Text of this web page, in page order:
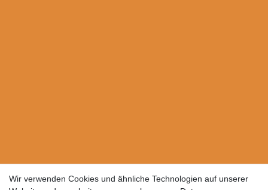
Wir verwenden Cookies und ähnliche Technologien auf unserer